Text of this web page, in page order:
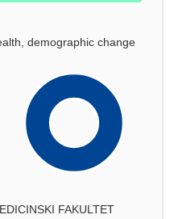
demographic change
FAKULTET